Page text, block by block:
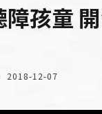
孩童
2018-12-07